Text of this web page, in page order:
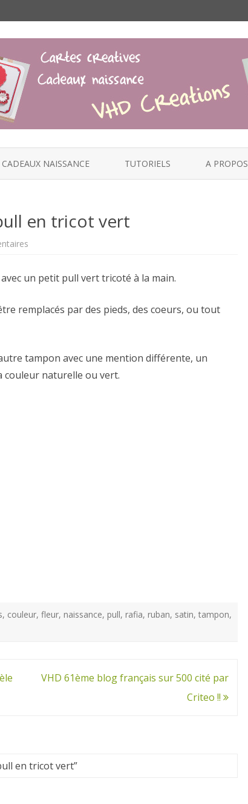
to
CADEAUX NAISSANCE TUTORIELS A PROPOS
en tricot vert
avec
pull
vert
un petit pull vert tricoté à la main.
remplacés par des pieds, des coeurs, ou tout
tampon avec une mention différente, un
couleur naturelle ou vert.
, couleur, fleur, naissance, pull, rafia, ruban, satin, tampon,
VHD 61ème blog français sur 500 cité par
Criteo !!
en tricot vert”